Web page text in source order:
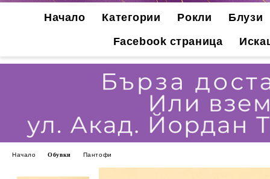
Начало Категории Рокли
Блузи
Facebook страница
Начало Обувки Пантофи